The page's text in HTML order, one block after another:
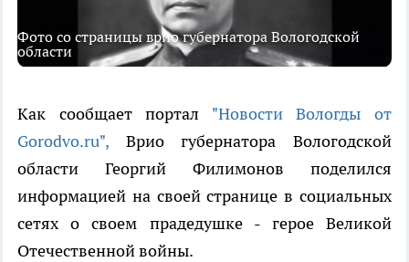
Фото со страницы врио губернатора Вологодской
области
Как сообщает портал "Новости Вологды от
Gorodvo.ru", Врио губернатора Вологодской
области Георгий Филимонов поделился
информацией на своей странице в социальных
сетях о своем прадедушке - герое Великой
Отечественной войны.